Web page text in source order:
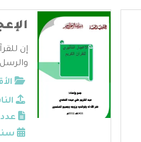
إن